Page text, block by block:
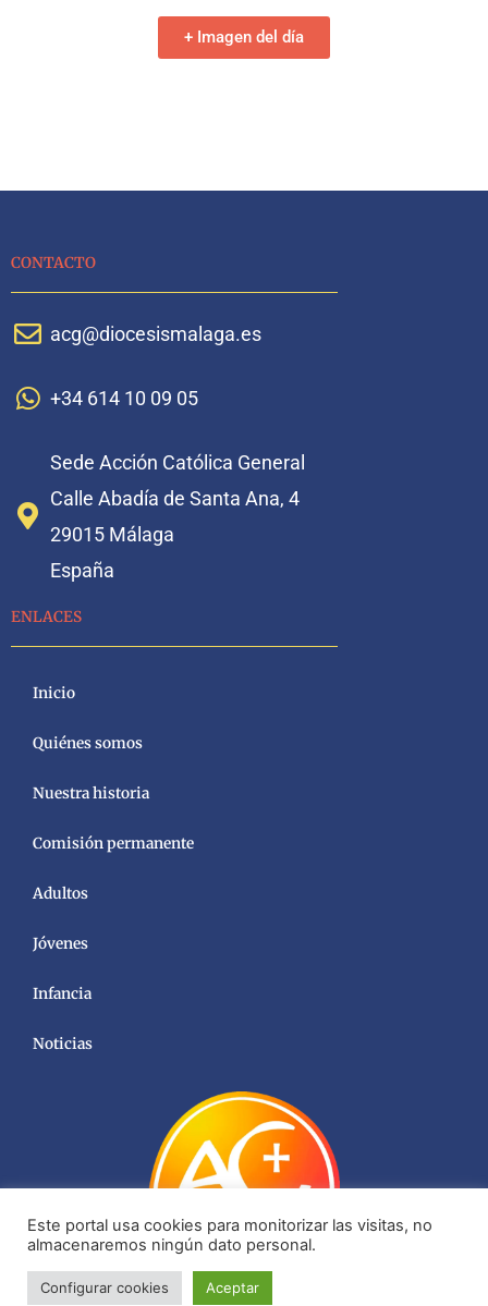
+ Imagen del día
CONTACTO
acg@diocesismalaga.es
+34 614 10 09 05
Sede Acción Católica General
Calle Abadía de Santa Ana, 4
29015 Málaga
España
ENLACES
Inicio
Quiénes somos
Nuestra historia
Comisión permanente
Adultos
Jóvenes
Infancia
Noticias
Este portal usa cookies para monitorizar las visitas, no
almacenaremos ningún dato personal.
Configurar cookies Aceptar